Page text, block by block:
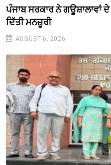
ਪੰਜਾਬ ਸਰਕਾਰ ਨੇ ਗਊਸ਼ਾਲਾਵਾਂ
ਦਿੱਤੀ ਮਨਜ਼ੂਰੀ
AUGUST 6, 2026